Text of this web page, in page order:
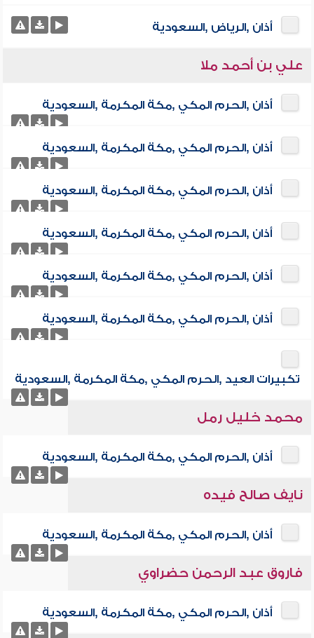
أذان ,الرياض ,السعودية
علي بن أحمد ملا
أذان ,الحرم المكي ,مكة المكرمة ,السعودية
أذان ,الحرم المكي ,مكة المكرمة ,السعودية
أذان ,الحرم المكي ,مكة المكرمة ,السعودية
أذان ,الحرم المكي ,مكة المكرمة ,السعودية
أذان ,الحرم المكي ,مكة المكرمة ,السعودية
أذان ,الحرم المكي ,مكة المكرمة ,السعودية
تكبيرات العيد ,الحرم المكي ,مكة المكرمة ,السعودية
محمد خليل رمل
أذان ,الحرم المكي ,مكة المكرمة ,السعودية
نايف صالح فيده
أذان ,الحرم المكي ,مكة المكرمة ,السعودية
فاروق عبد الرحمن حضراوي
أذان ,الحرم المكي ,مكة المكرمة ,السعودية